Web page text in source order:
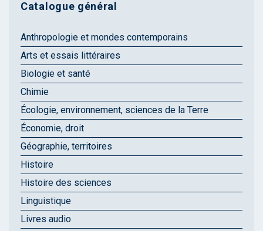
Catalogue général
Anthropologie et mondes contemporains
Arts et essais littéraires
Biologie et santé
Chimie
Écologie, environnement, sciences de la Terre
Économie, droit
Géographie, territoires
Histoire
Histoire des sciences
Linguistique
Livres audio